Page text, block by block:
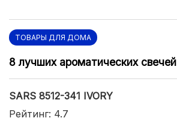
ТОВАРЫ ДЛЯ ДОМА
8 лучших ароматических свечей
SARS 8512-341 IVORY
Рейтинг: 4.7